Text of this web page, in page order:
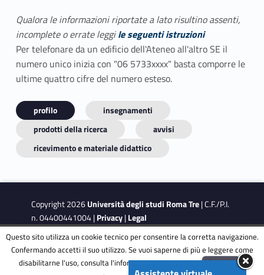
Qualora le informazioni riportate a lato risultino assenti,
incomplete o errate leggile seguenti istruzioni
Per telefonare da un edificio dell'Ateneo all'altro SE il
numero unico inizia con "06 5733xxxx" basta comporre le
ultime quattro cifre del numero esteso.
profilo
insegnamenti
prodotti della ricerca
avvisi
ricevimento e materiale didattico
Copyright 2026Università degli studi Roma Tre| C.F./P.I.
n. 04400441004 |Privacy|Legal
Notes|Accessibility Accessibility Target
This site is protected by reCAPTCHA and the GooglePrivacy
Questo sito utilizza un cookie tecnico per consentire la corretta navigazione.
Confermando accetti il suo utilizzo. Se vuoi saperne di più e leggere come
disabilitarne l'uso, consulta l'informativa estesa.ENG
Accetta